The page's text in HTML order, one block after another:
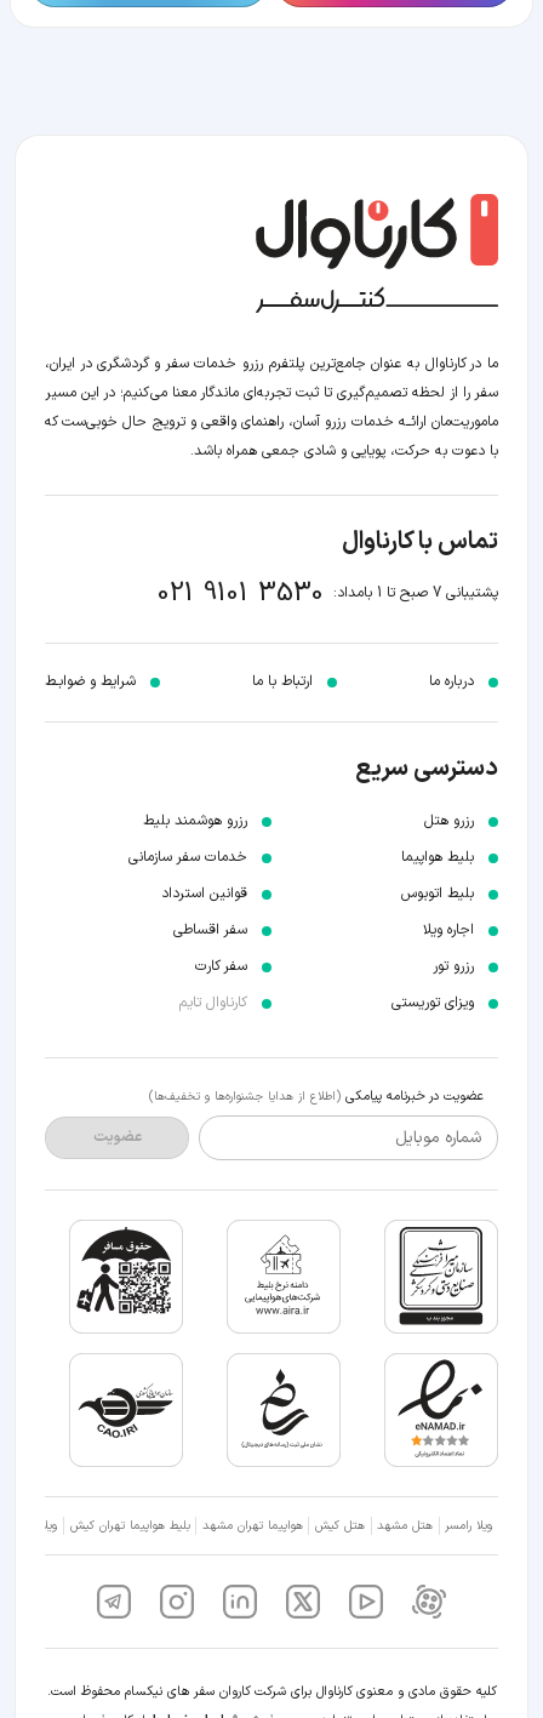
ما در کارناوال به عنوان جامع‌ترین پلتفرم رزرو خدمات سفر و گردشگری در ایران،
سفر را از لحظه‌ تصمیم‌گیری تا ثبت تجربه‌ای ماندگار معنا می‌کنیم؛ در این مسیر‍
ماموریت‌مان اراﺋــﻪ خدمات رزرو آسان، راهنمای واقعی و ترویج حال خوبی‌ست که
با دعوت به حرکت، پویایی و شادی جمعی همراه باشد.
تماس با کارناوال
پشتیبانی 7 صبح تا 1 بامداد: 021 9101 3530
درباره ما ارتباط با ما شرایط و ضوابـط
دسترسی سریع
رزرو هتل
بلیط هواپیما
بلیط اتوبوس
اجاره ویلا
رزرو تور
ویزای توریستی
رزرو هوشمند بلیط
خدمات سفر سازمانی
قوانین استرداد
سفر اقساطی
سفر کارت
کارناوال تایم
عضویت در خبرنامه پیامکی (اطلاع از هدایا جشنواره‌ها و تخفیف‌ها)
شماره موبایل عضویت
ویلا رامسر هتل مشهد هتل کیش هواپیما تهران مشهد بلیط هواپیما تهران کیش ویلا شمال
کلیه حقوق مادی و معنوی کارناوال برای شرکت کاروان سفر های نیکسام محفوظ است.